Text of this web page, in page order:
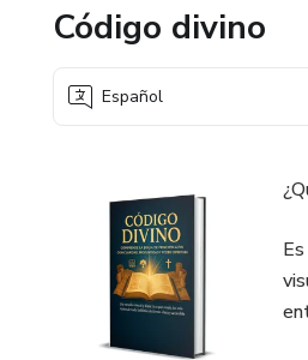
Código divino
Español